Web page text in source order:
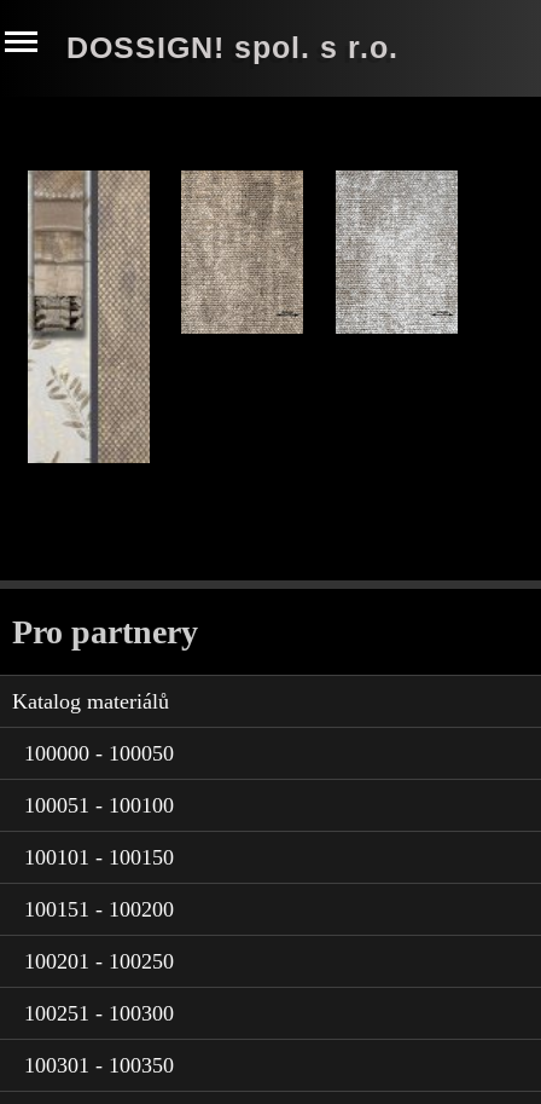
DOSSIGN! spol. s r.o.
Pro partnery
Katalog materiálů
100000 - 100050
100051 - 100100
100101 - 100150
100151 - 100200
100201 - 100250
100251 - 100300
100301 - 100350